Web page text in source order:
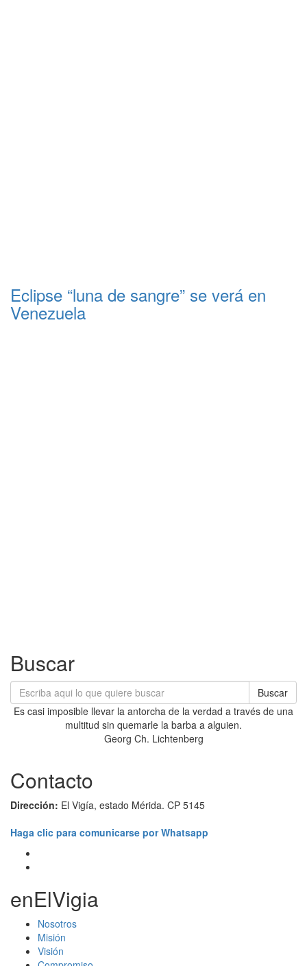
Eclipse “luna de sangre” se verá en
Venezuela
Buscar
Buscar
Es casi imposible llevar la antorcha de la verdad a través de una
multitud sin quemarle la barba a alguien.
Georg Ch. Lichtenberg
Contacto
Dirección: El Vigía, estado Mérida. CP 5145
Haga clic para comunicarse por Whatsapp
enElVigia
Nosotros
Misión
Visión